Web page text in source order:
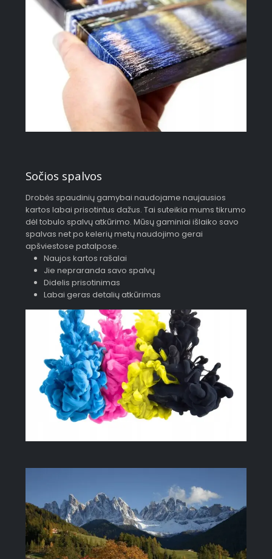
Sočios spalvos
Drobės spaudinių gamybai naudojame naujausios
kartos labai prisotintus dažus. Tai suteikia mums tikrumo
dėl tobulo spalvų atkūrimo. Mūsų gaminiai išlaiko savo
spalvas net po kelerių metų naudojimo gerai
apšviestose patalpose.
Naujos kartos rašalai
Jie nepraranda savo spalvų
Didelis prisotinimas
Labai geras detalių atkūrimas